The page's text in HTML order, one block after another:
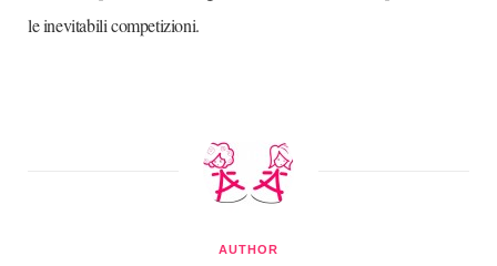
le inevitabili competizioni.
AUTHOR